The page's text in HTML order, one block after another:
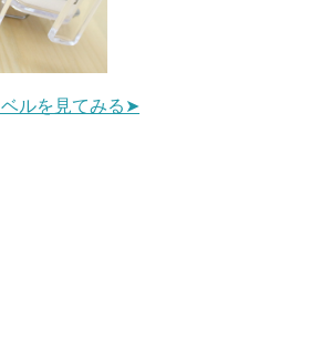
ルを見てみる➤